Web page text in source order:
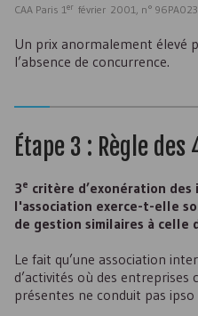
CAA Paris 1er février 2001, n°
Un prix anormalement élevé
l’absence de concurrence.
Étape 3 : Règle des
3e critère d’exonération des
l'association exerce-t-elle
de gestion similaires à celle
Le fait qu’une association
d’activités où des
présentes ne conduit pas